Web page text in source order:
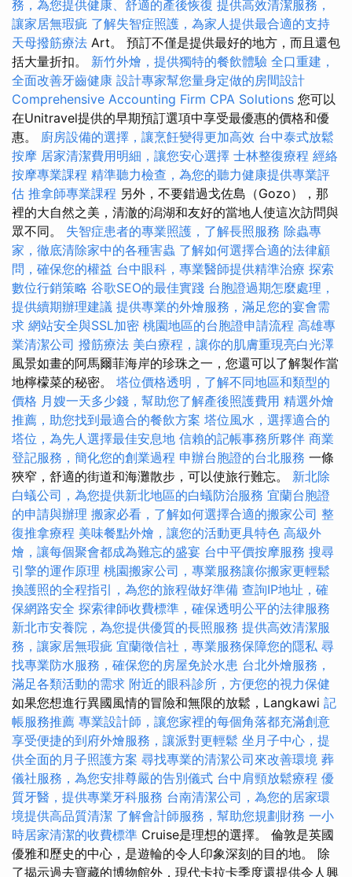
務，為您提供健康、舒適的產後恢復 提供高效清潔服務，
讓家居無瑕疵 了解失智症照護，為家人提供最合適的支持
天母撥筋療法 Art。 預訂不僅是提供最好的地方，而且還包
括大量折扣。 新竹外燴，提供獨特的餐飲體驗 全口重建，
全面改善牙齒健康 設計專家幫您量身定做的房間設計
Comprehensive Accounting Firm CPA Solutions 您可以
在Unitravel提供的早期預訂選項中享受最優惠的價格和優
惠。 廚房設備的選擇，讓烹飪變得更加高效 台中泰式放鬆
按摩 居家清潔費用明細，讓您安心選擇 士林整復療程 經絡
按摩專業課程 精準聽力檢查，為您的聽力健康提供專業評
估 推拿師專業課程 另外，不要錯過戈佐島（Gozo），那
裡的大自然之美，清澈的潟湖和友好的當地人使這次訪問與
眾不同。 失智症患者的專業照護，了解長照服務 除蟲專
家，徹底清除家中的各種害蟲 了解如何選擇合適的法律顧
問，確保您的權益 台中眼科，專業醫師提供精準治療 探索
數位行銷策略 谷歌SEO的最佳實踐 台胞證過期怎麼處理，
提供續期辦理建議 提供專業的外燴服務，滿足您的宴會需
求 網站安全與SSL加密 桃園地區的台胞證申請流程 高雄專
業清潔公司 撥筋療法 美白療程，讓你的肌膚重現亮白光澤
風景如畫的阿馬爾菲海岸的珍珠之一，您還可以了解製作當
地檸檬菜的秘密。 塔位價格透明，了解不同地區和類型的
價格 月嫂一天多少錢，幫助您了解產後照護費用 精選外燴
推薦，助您找到最適合的餐飲方案 塔位風水，選擇適合的
塔位，為先人選擇最佳安息地 信賴的記帳事務所夥伴 商業
登記服務，簡化您的創業過程 申辦台胞證的台北服務 一條
狹窄，舒適的街道和海灘散步，可以使旅行難忘。 新北除
白蟻公司，為您提供新北地區的白蟻防治服務 宜蘭台胞證
的申請與辦理 搬家必看，了解如何選擇合適的搬家公司 整
復推拿療程 美味餐點外燴，讓您的活動更具特色 高級外
燴，讓每個聚會都成為難忘的盛宴 台中平價按摩服務 搜尋
引擎的運作原理 桃園搬家公司，專業服務讓你搬家更輕鬆
換護照的全程指引，為您的旅程做好準備 查詢IP地址，確
保網路安全 探索律師收費標準，確保透明公平的法律服務
新北市安養院，為您提供優質的長照服務 提供高效清潔服
務，讓家居無瑕疵 宜蘭徵信社，專業服務保障您的隱私 尋
找專業防水服務，確保您的房屋免於水患 台北外燴服務，
滿足各類活動的需求 附近的眼科診所，方便您的視力保健
如果您想進行異國風情的冒險和無限的放鬆，Langkawi 記
帳服務推薦 專業設計師，讓您家裡的每個角落都充滿創意
享受便捷的到府外燴服務，讓派對更輕鬆 坐月子中心，提
供全面的月子照護方案 尋找專業的清潔公司來改善環境 葬
儀社服務，為您安排尊嚴的告別儀式 台中肩頸放鬆療程 優
質牙醫，提供專業牙科服務 台南清潔公司，為您的居家環
境提供高品質清潔 了解會計師服務，幫助您規劃財務 一小
時居家清潔的收費標準 Cruise是理想的選擇。 倫敦是英國
優雅和歷史的中心，是遊輪的令人印象深刻的目的地。 除
了揭示過去寶藏的博物館外，現代卡拉卡季度還提供令人興